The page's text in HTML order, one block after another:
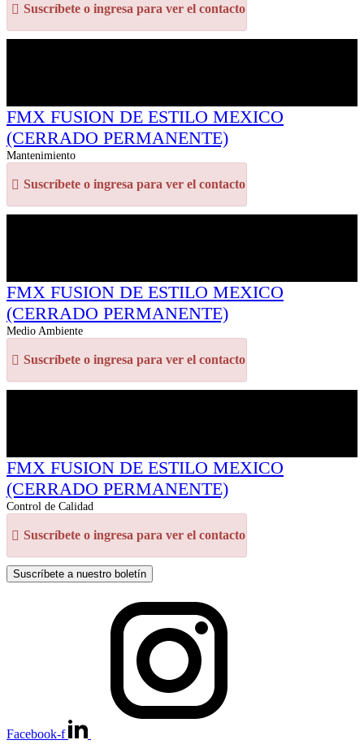
Suscríbete o ingresa para ver el contacto
FMX FUSION DE ESTILO MEXICO
(CERRADO PERMANENTE)
Mantenimiento
Suscríbete o ingresa para ver el contacto
FMX FUSION DE ESTILO MEXICO
(CERRADO PERMANENTE)
Medio Ambiente
Suscríbete o ingresa para ver el contacto
FMX FUSION DE ESTILO MEXICO
(CERRADO PERMANENTE)
Control de Calidad
Suscríbete o ingresa para ver el contacto
Suscríbete a nuestro boletín
Facebook-f